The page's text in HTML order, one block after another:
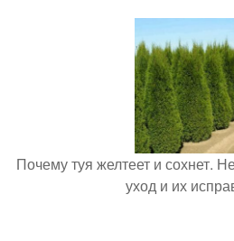
Почему туя желтеет и сохнет.
уход и их